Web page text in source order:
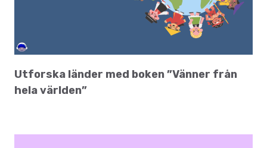
Utforska länder med boken ”Vänner från
hela världen”